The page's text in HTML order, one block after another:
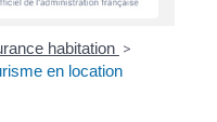
habitation >
en location